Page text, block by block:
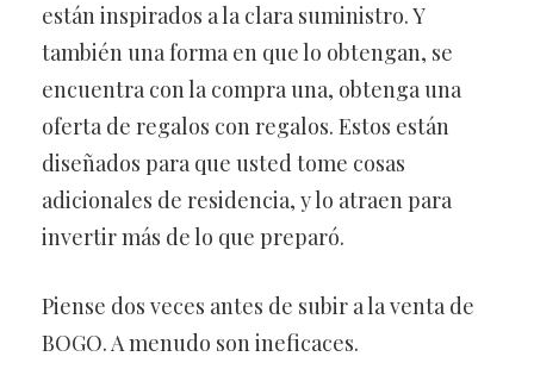
están inspirados a la clara suministro. Y
también una forma en que lo obtengan, se
encuentra con la compra una, obtenga una
oferta de regalos con regalos. Estos están
diseñados para que usted tome cosas
adicionales de residencia, y lo atraen para
invertir más de lo que preparó.
Piense dos veces antes de subir a la venta de
BOGO. A menudo son ineficaces.